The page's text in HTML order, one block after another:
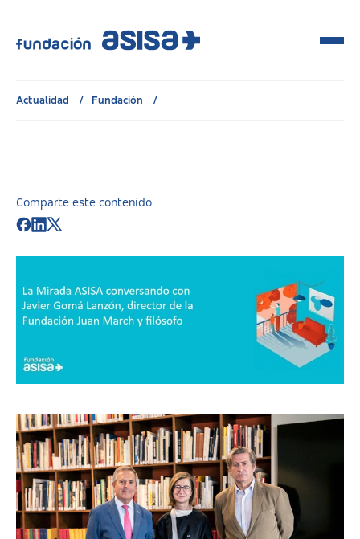
Actualidad Fundación
Comparte este contenido